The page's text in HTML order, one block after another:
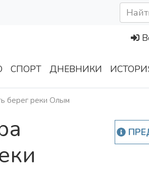
СПОРТ ДНЕВНИКИ
берег реки Олым